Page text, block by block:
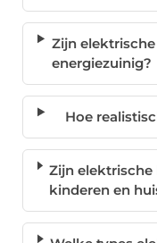
Zijn
energiezuinig?
Hoe
Zijn elektrische
kinderen en